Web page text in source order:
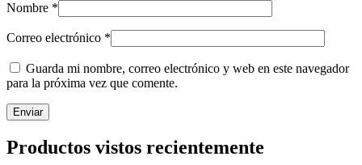
Nombre *
Correo electrónico *
Guarda mi nombre, correo electrónico y web en este navegador
para la próxima vez que comente.
Productos vistos recientemente